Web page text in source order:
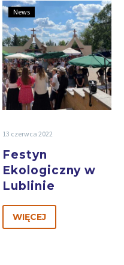
News
13 czerwca 2022
Festyn
Ekologiczny w
Lublinie
WIĘCEJ